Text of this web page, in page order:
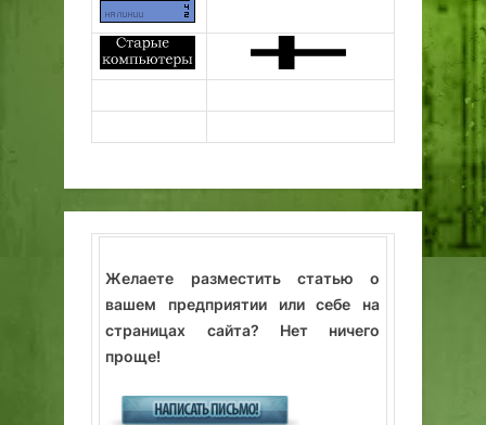
Желаете разместить статью о
вашем предприятии или себе на
страницах сайта? Нет ничего
проще!